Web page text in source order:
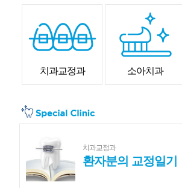
치과교정과 소아치과
치과교정과
환자분의 교정일기